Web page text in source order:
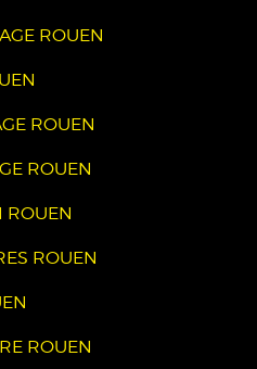
ROUEN
ROUEN
ROUEN
ROUEN
ROUEN
ROUEN